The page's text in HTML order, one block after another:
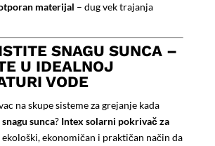
materijal – dug vek trajanja
SNAGU SUNCA –
U IDEALNOJ
VODE
na skupe sisteme za grejanje kada
snagu sunca? Intex solarni pokrivač za
ekološki, ekonomičan i praktičan način da